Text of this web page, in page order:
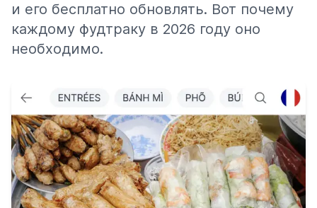
и его бесплатно обновлять. Вот почему
каждому фудтраку в 2026 году оно
необходимо.